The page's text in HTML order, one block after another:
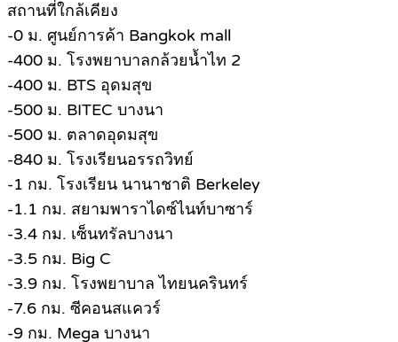
สถานที่ใกล้เคียง
-0 ม. ศูนย์การค้า Bangkok mall
-400 ม. โรงพยาบาลกล้วยน้ำไท 2
-400 ม. BTS อุดมสุข
-500 ม. BITEC บางนา
-500 ม. ตลาดอุดมสุข
-840 ม. โรงเรียนอรรถวิทย์
-1 กม. โรงเรียน นานาชาติ Berkeley
-1.1 กม. สยามพาราไดซ์ไนท์บาซาร์
-3.4 กม. เซ็นทรัลบางนา
-3.5 กม. Big C
-3.9 กม. โรงพยาบาล ไทยนครินทร์
-7.6 กม. ซีคอนสแควร์
-9 กม. Mega บางนา